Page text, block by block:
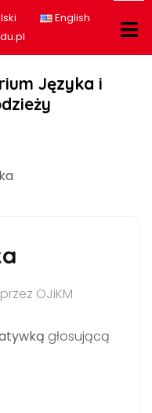
English
na Facebook
na tiktok
Języka i
OJiKM
głosującą